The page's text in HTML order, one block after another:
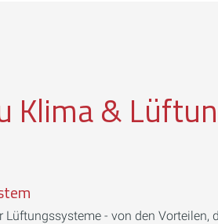
Klima &
Lüftungssysteme - von den